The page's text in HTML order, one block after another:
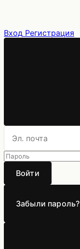
Вход Регистрация
Войти
Забыли пароль?